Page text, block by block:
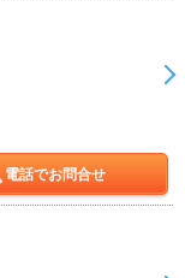
電話でお問合せ